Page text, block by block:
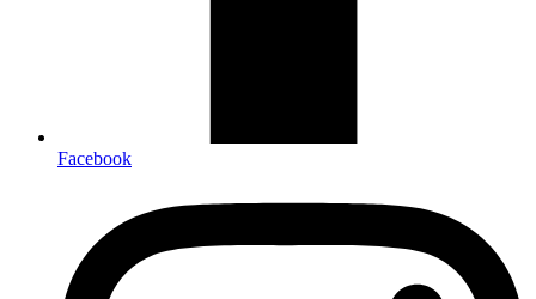
Facebook